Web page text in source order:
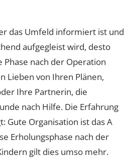
dabei die Arme und
So spannt sich der
das Umfeld informiert ist
aufgegleist wird, desto
Phase nach der Operation
Lieben von Ihren Plänen,
Ihre Partnerin, die